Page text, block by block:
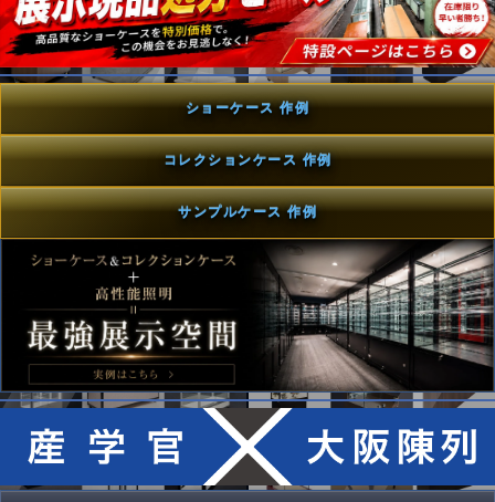
ショーケース 作例
コレクションケース 作例
サンプルケース 作例